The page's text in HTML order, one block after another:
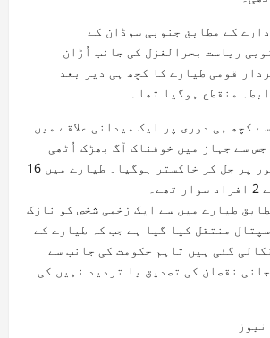
کے مطابق جنوبی سوڈان کے
ریاست بحرالغزل کی جانب اُڑان
قومی طیارے کا کچھ ہی دیر بعد
منقطع ہوگیا تھا۔
کچھ ہی دوری پر ایک میدانی علاقے میں
سے جہاز میں خوفناک آگ بھڑک اُٹھی
اور طیارہ مکمل طور پر جل کر خاکستر ہوگیا۔ طیارے میں 16
طیارے میں سے ایک زخمی شخص کو نازک
منتقل کیا گیا ہے جب کہ طیارے کے
17 لاشیں نکالی گئی ہیں تاہم حکومت کی جانب سے
نقصان کی تصدیق یا تردید نہیں کی